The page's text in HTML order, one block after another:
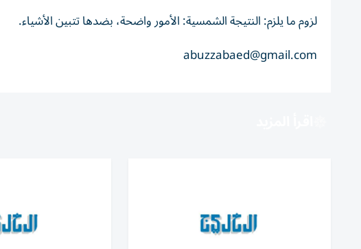
لزوم ما يلزم: النتيجة الشمسية: الأمور واضحة، بضدها تتبين الأشياء.
abuzzabaed@gmail.com